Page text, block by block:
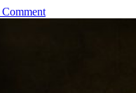
Comment